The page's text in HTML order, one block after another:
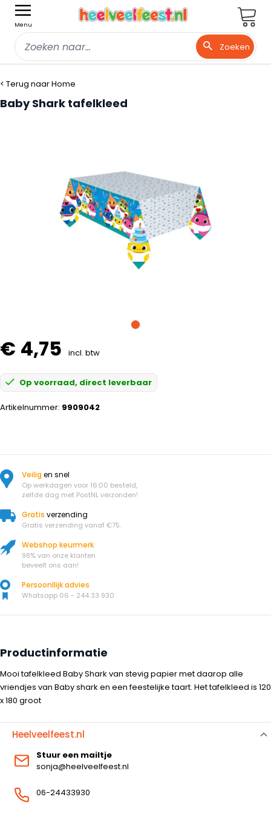
Menu
Zoeken
< Terug naar Home
Baby Shark tafelkleed
€ 4,75 incl. btw
Op voorraad, direct leverbaar
Artikelnummer: 9909042
Veiligen snel
Op werkdagen voor 16:00 besteld,
zelfde dag met PostNL verzonden!
Gratis verzending
Gratis verzending vanaf €75.
Webshop keurmerk
98% van onze klanten
beveelt ons aan!
Persoonllijk advies
Whatsapp 06 - 244 33 930
Productinformatie
Mooi tafelkleed Baby Shark van stevig papier met daarop alle
vriendjes van Baby shark en een feestelijke taart. Het tafelkleed is 120
x 180 groot
Heelveelfeest.nl
Stuur een mailtje
sonja@heelveelfeest.nl
06-24433930